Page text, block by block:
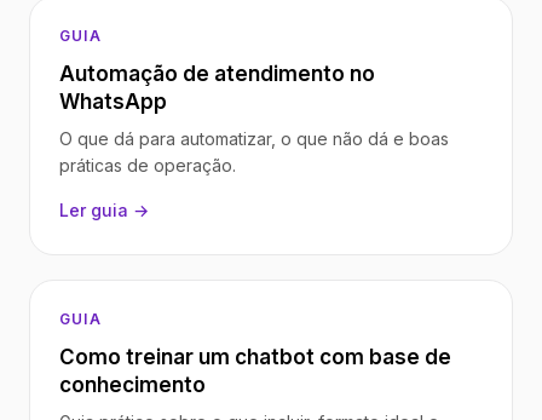
GUIA
Automação de atendimento no
WhatsApp
O que dá para automatizar, o que não dá e boas
práticas de operação.
Ler guia →
GUIA
Como treinar um chatbot com base de
conhecimento